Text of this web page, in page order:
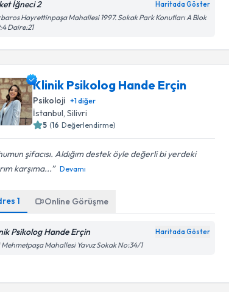
İğneci 2 Haritada Göster
Hayrettinpaşa Mahallesi 1997. Sokak Park Konutları A Blok
Daire:21
Klinik Psikolog Hande Erçin
Psikoloji +1diğer
İstanbul , Silivri
5 (16 Değerlendirme)
şifacısı. Aldığım destek öyle değerli bi yerdeki
karşıma...
Devamı
1 Online Görüşme
Psikolog Hande Erçin Haritada Göster
Mehmetpaşa Mahallesi Yavuz Sokak No:34/1